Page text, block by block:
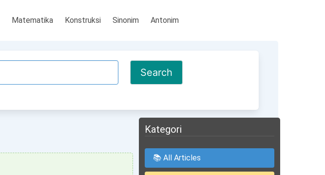
Matematika Konstruksi Sinonim Antonim
Kategori
📚 All Articles